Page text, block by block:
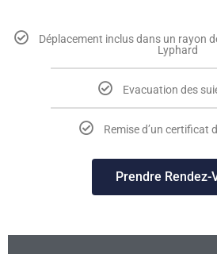
Déplacement inclus dans un rayon
Lyphard
Evacuation des
Remise d’un certificat
Prendre Rendez-